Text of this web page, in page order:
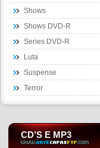
Shows
Shows DVD-R
Series DVD-R
Luta
Suspense
Terror
CD’S E MP3